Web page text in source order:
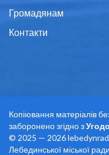
Громадянам
Контакти
Копіювання матеріалів
заборонено згідно з
© 2025 — 2026
Лебединської міської